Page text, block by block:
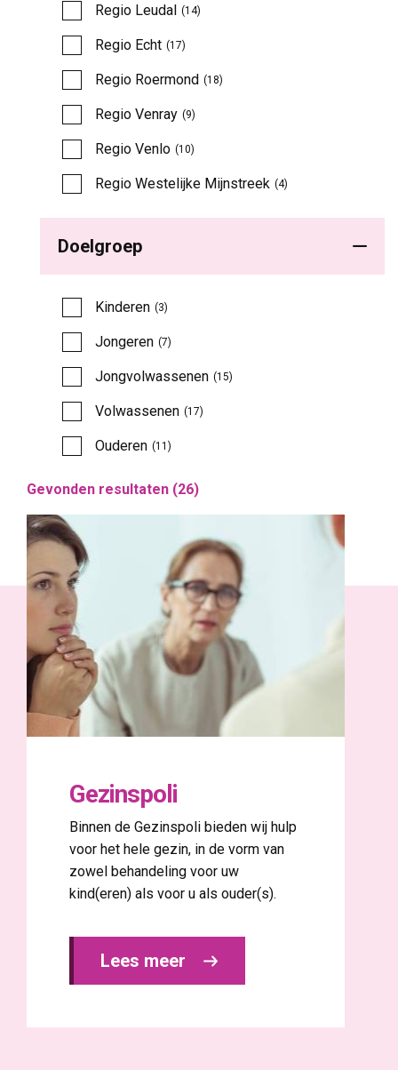
Regio Leudal (14)
Regio Echt (17)
Regio Roermond (18)
Regio Venray (9)
Regio Venlo (10)
Regio Westelijke Mijnstreek (4)
Doelgroep
Kinderen (3)
Jongeren (7)
Jongvolwassenen (15)
Volwassenen (17)
Ouderen (11)
Gevonden resultaten (26)
Gezinspoli
Binnen de Gezinspoli bieden wij hulp
voor het hele gezin, in de vorm van
zowel behandeling voor uw
kind(eren) als voor u als ouder(s).
Lees meer